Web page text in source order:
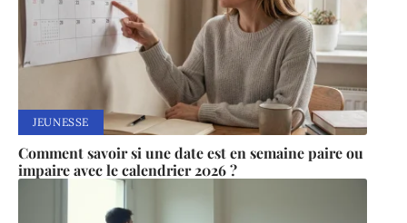
JEUNESSE
Comment savoir si une date est en semaine paire ou
impaire avec le calendrier 2026 ?